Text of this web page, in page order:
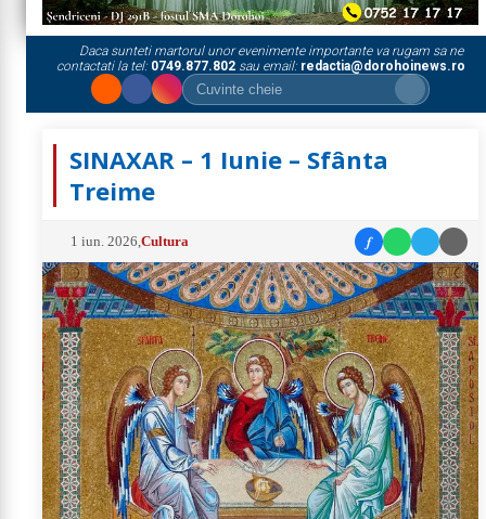
Daca sunteti martorul unor evenimente importante va rugam sa ne
contactati la tel: 0749.877.802sau email: redactia@dorohoinews.ro
SINAXAR – 1 Iunie – Sfânta
Treime
1 iun. 2026 ,Cultura f